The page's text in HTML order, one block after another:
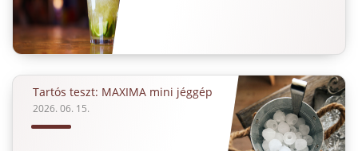
Tartós teszt: MAXIMA mini jéggép
2026. 06. 15.